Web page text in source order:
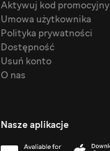
Aktywuj kod promocyjny
Umowa użytkownika
Polityka prywatności
Dostępność
Usuń konto
O nas
Nasze aplikacje